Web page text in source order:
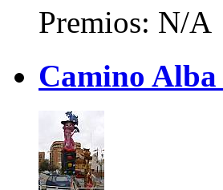
Premios: N/A
Camino